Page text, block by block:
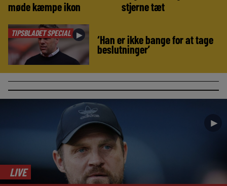
møde kæmpe ikon stjerne tæt
TIPSBLADET SPECIAL ► ‘Han er ikke bange for at tage
beslutninger’
►
LIVE